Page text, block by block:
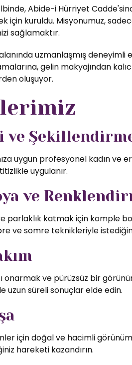
Abide-i Hürriyet
için kuruldu. Misyonumuz,
sağlamaktır.
uzmanlaşmış
gelin makyajından
oluşuyor.
ve
uygun profesyonel kadın
uygulanır.
ve
ve parlaklık katmak için komple
ve somre teknikleriyle
onarmak ve pürüzsüz bir
uzun süreli sonuçlar elde edin.
için doğal ve hacimli
hareketi kazandırın.